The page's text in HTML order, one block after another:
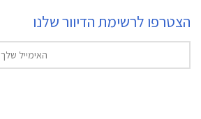
הצטרפו לרשימת הדיוור שלנו